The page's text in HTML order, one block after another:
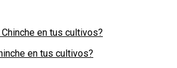
en tus cultivos?